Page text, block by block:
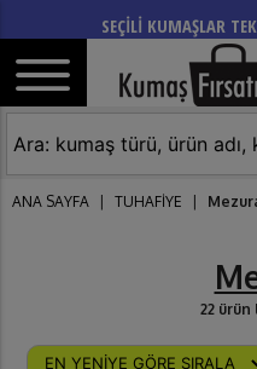
SEÇİLİ KUMAŞLAR
ANA SAYFA TUHAFİYE
22